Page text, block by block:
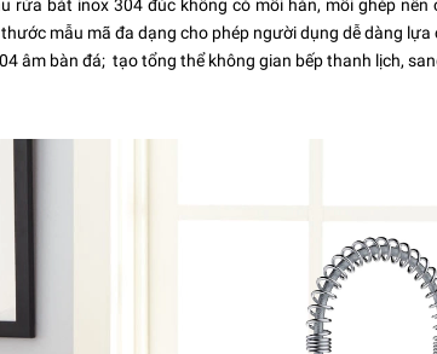
rửa bát inox 304 đúc không có mối hàn, mối ghép
mẫu mã đa dạng cho phép người dụng dễ dàng
âmbàn đá; tạo tổng thể không gian bếp thanh lịch,